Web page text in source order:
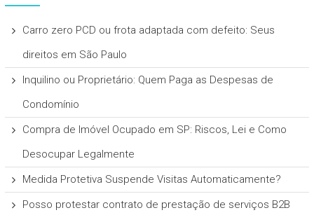
Carro zero PCD ou frota adaptada com defeito: Seus
direitos em São Paulo
Inquilino ou Proprietário: Quem Paga as Despesas de
Condomínio
Compra de Imóvel Ocupado em SP: Riscos, Lei e Como
Desocupar Legalmente
Medida Protetiva Suspende Visitas Automaticamente?
Posso protestar contrato de prestação de serviços B2B